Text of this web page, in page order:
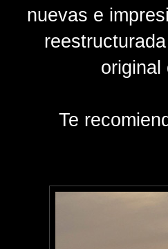
nuevas e
original
Te